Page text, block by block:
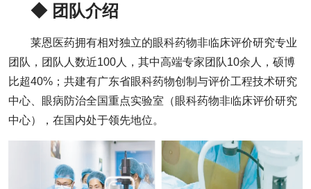
◆ 团队介绍
莱恩医药拥有相对独立的眼科药物非临床评价研究专业
团队，团队人数近100人，其中高端专家团队10余人，硕博
比超40%；共建有广东省眼科药物创制与评价工程技术研究
中心、眼病防治全国重点实验室（眼科药物非临床评价研究
中心），在国内处于领先地位。